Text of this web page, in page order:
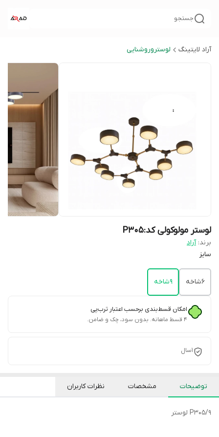
جستجو
آراد لایتینگ لوستروروشنایی
لوستر مولوکولی کد:P305
برند: آراد
سایز
۶شاخه ۹شاخه
امکان قسط‌بندی برحسب اعتبار ترب‌پی
۴ قسط ماهانه. بدون سود، چک و ضامن.
۱سال
توضیحات مشخصات نظرات کاربران
P305/9 لوستر